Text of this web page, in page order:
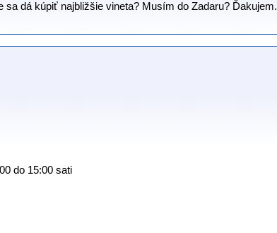
sa dá kúpiť najbližšie vineta? Musím do Zadaru? Ďakujem.
do 15:00 sati